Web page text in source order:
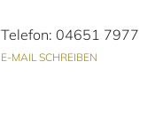
Telefon: 04651 7977
E-MAIL SCHREIBEN